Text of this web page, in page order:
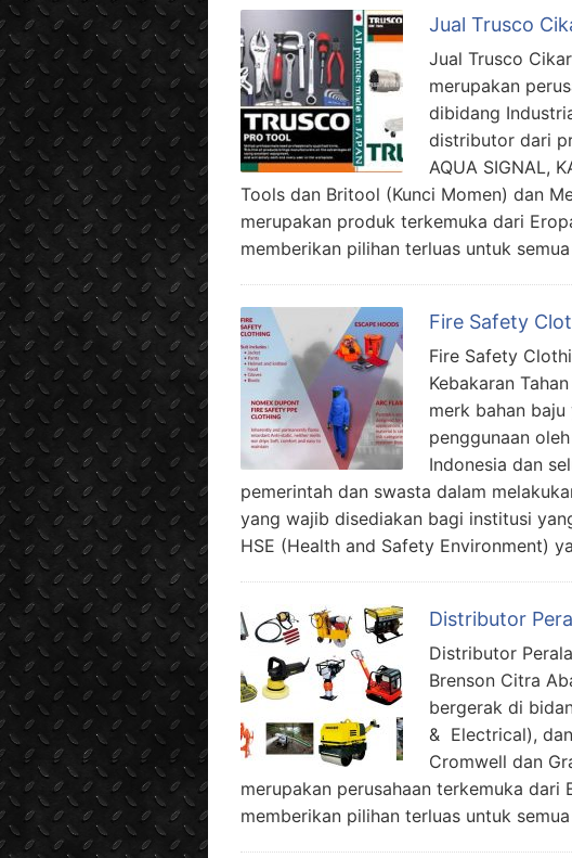
Jual Trusco
Jual Trusco
merupakan
dibidang
distributor dari
AQUA SIGNAL,
Tools dan Britool (Kunci Momen) dan
merupakan produk terkemuka dari
memberikan pilihan terluas untuk
Fire Safety
Fire Safety
Kebakaran
merk bahan
penggunaan
Indonesia dan
pemerintah dan swasta dalam
yang wajib disediakan bagi institusi
HSE (Health and Safety Environment)
Distributor
Distributor
Brenson Citra
bergerak di
& Electrical),
Cromwell dan
merupakan perusahaan terkemuka dari
memberikan pilihan terluas untuk